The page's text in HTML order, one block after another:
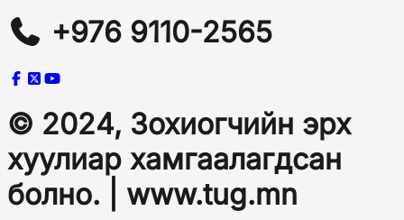
+976 9110-2565
© 2024, Зохиогчийн эрх
хуулиар хамгаалагдсан
болно. | www.tug.mn